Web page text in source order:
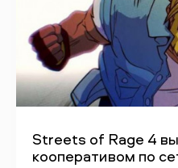
Streets of Rage 4
кооперативом по